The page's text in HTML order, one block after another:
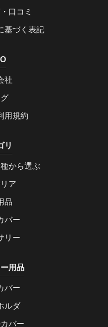
口コミ
基づく表記
社
用規約
リ
から選ぶ
ア
品
バー
リー
用品
バー
ルダ
バー